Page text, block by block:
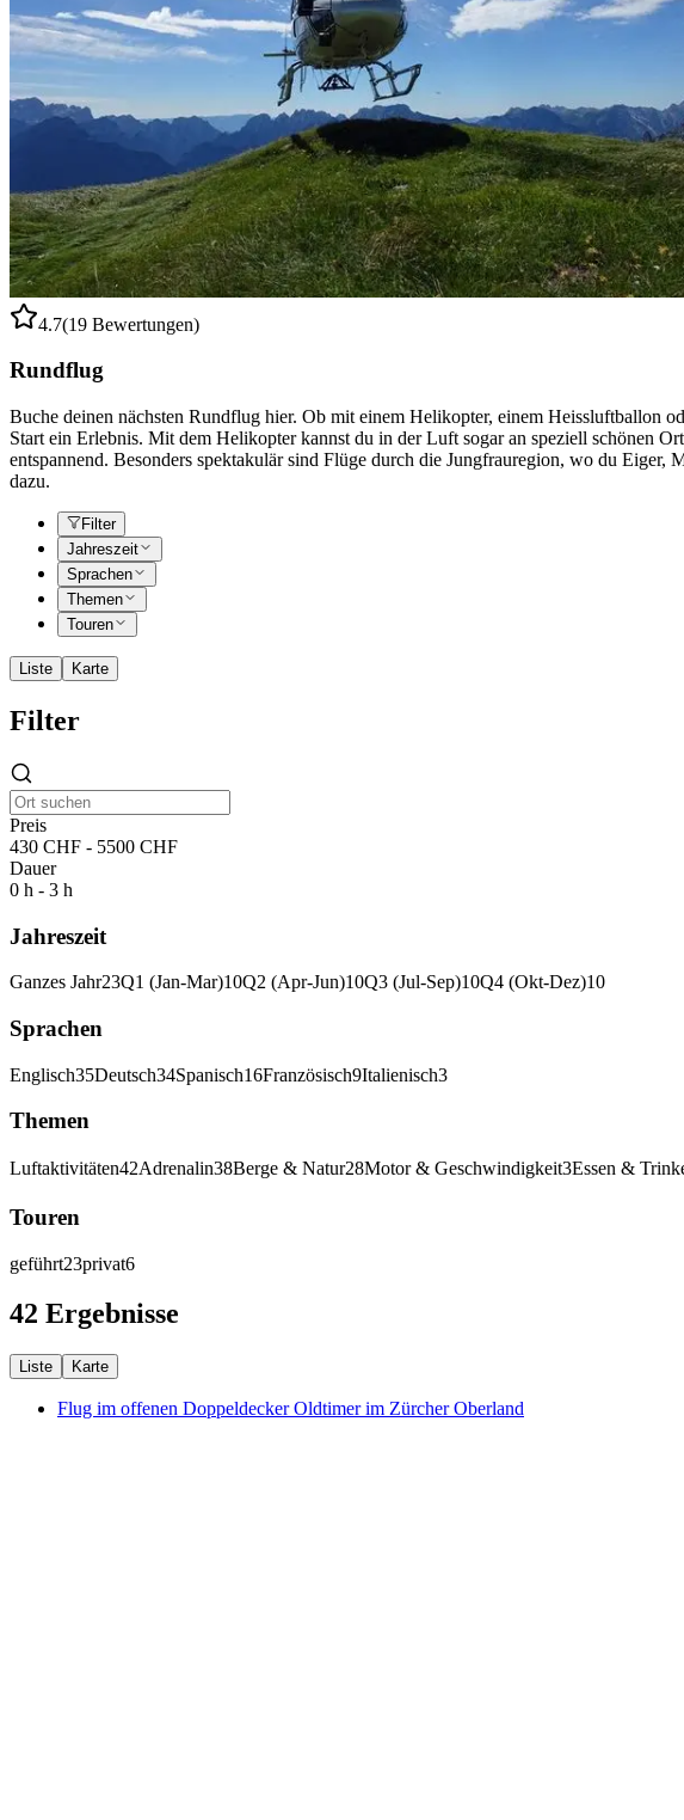
4.7(19 Bewertungen)
Rundflug
Buche deinen nächsten Rundflug hier. Ob mit einem Helikopter, einem Heissluftballon
Start ein Erlebnis. Mit dem Helikopter kannst du in der Luft sogar an speziell schönen
entspannend. Besonders spektakulär sind Flüge durch die Jungfrauregion, wo du
dazu.
Filter
Jahreszeit
Sprachen
Themen
Touren
Liste Karte
Filter
Preis
430 CHF - 5500 CHF
Dauer
0 h - 3 h
Jahreszeit
Ganzes Jahr23Q1 (Jan-Mar)10Q2 (Apr-Jun)10Q3 (Jul-Sep)10Q4 (Okt-Dez)10
Sprachen
Englisch35Deutsch34Spanisch16Französisch9Italienisch3
Themen
Luftaktivitäten42Adrenalin38Berge & Natur28Motor & Geschwindigkeit3Essen &
Touren
geführt23privat6
42 Ergebnisse
Liste Karte
Flug im offenen Doppeldecker Oldtimer im Zürcher Oberland